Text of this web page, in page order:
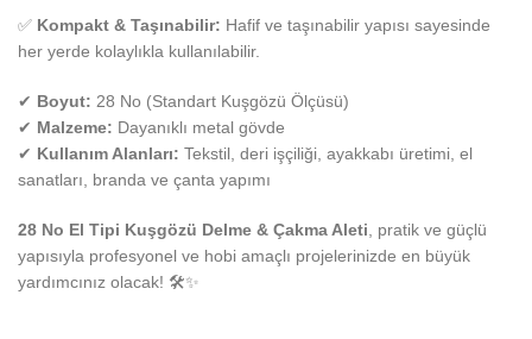
✅ Kompakt & Taşınabilir: Hafif ve taşınabilir yapısı sayesinde
her yerde kolaylıkla kullanılabilir.
✔ Boyut: 28 No (Standart Kuşgözü Ölçüsü)
✔ Malzeme: Dayanıklı metal gövde
✔ Kullanım Alanları: Tekstil, deri işçiliği, ayakkabı üretimi, el
sanatları, branda ve çanta yapımı
28 No El Tipi Kuşgözü Delme & Çakma Aleti , pratik ve güçlü
yapısıyla profesyonel ve hobi amaçlı projelerinizde en büyük
yardımcınız olacak! 🛠✨